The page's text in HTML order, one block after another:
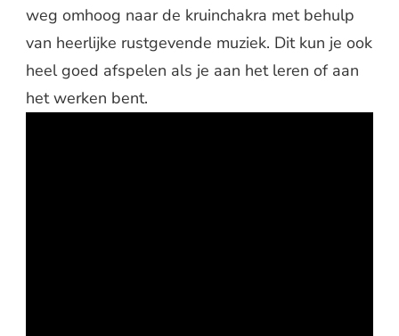
weg omhoog naar de kruinchakra met behulp
van heerlijke rustgevende muziek. Dit kun je ook
heel goed afspelen als je aan het leren of aan
het werken bent.